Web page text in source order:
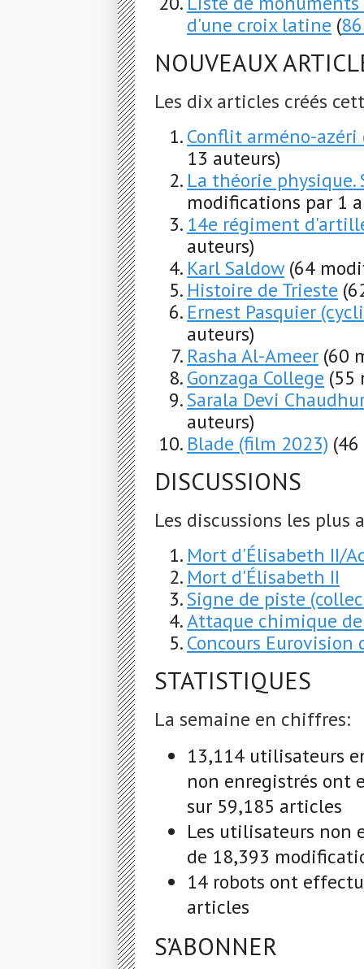
d'une croix latine (
NOUVEAUX
Les dix articles créés
Conflit arméno-azéri
13 auteurs)
La théorie physique.
modifications par 1
14e régiment
auteurs)
Karl Saldow (64
Histoire de Trieste
Ernest Pasquier
auteurs)
Rasha Al-Ameer (60
Gonzaga College (55
Sarala Devi
auteurs)
Blade (film 2023)
DISCUSSIONS
Les discussions les plus
Mort d'Élisabeth II/
Mort d'Élisabeth II
Signe de piste
Attaque chimique
Concours
STATISTIQUES
La semaine en chiffres:
13,114 utilisateurs
non enregistrés ont
sur 59,185 articles
Les utilisateurs non
de 18,393
14 robots ont
articles
S’ABONNER